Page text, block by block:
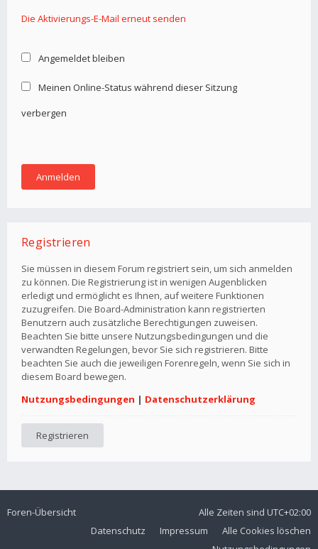
Die Aktivierungs-E-Mail erneut senden
Angemeldet bleiben
Meinen Online-Status während dieser Sitzung
verbergen
Registrieren
Sie müssen in diesem Forum registriert sein, um sich anmelden
zu können. Die Registrierung ist in wenigen Augenblicken
erledigt und ermöglicht es Ihnen, auf weitere Funktionen
zuzugreifen. Die Board-Administration kann registrierten
Benutzern auch zusätzliche Berechtigungen zuweisen.
Beachten Sie bitte unsere Nutzungsbedingungen und die
verwandten Regelungen, bevor Sie sich registrieren. Bitte
beachten Sie auch die jeweiligen Forenregeln, wenn Sie sich in
diesem Board bewegen.
Nutzungsbedingungen | Datenschutzerklärung
Registrieren
Foren-Übersicht Alle Zeiten sind UTC+02:00
Alle Cookies löschen
Impressum
Datenschutz